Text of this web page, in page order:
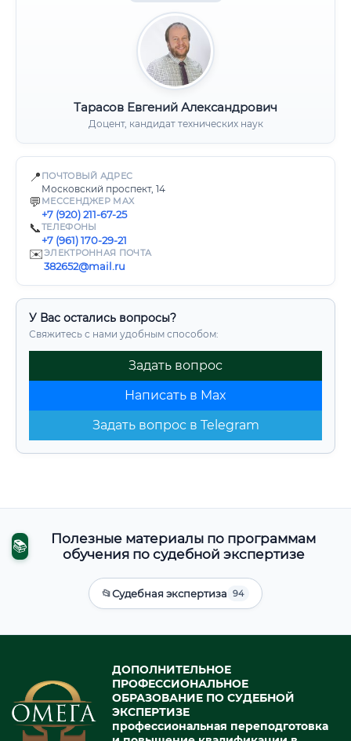
Тарасов Евгений Александрович
Доцент, кандидат технических наук
📍 ПОЧТОВЫЙ АДРЕС
Московский проспект, 14
💬 МЕССЕНДЖЕР MAX
+7 (920) 211-67-25
📞ТЕЛЕФОНЫ
+7 (961) 170-29-21
✉️ЭЛЕКТРОННАЯ ПОЧТА
382652@mail.ru
У Вас остались вопросы?
Свяжитесь с нами удобным способом:
Задать вопрос
Написать в Max
Задать вопрос в Telegram
📚
Полезные материалы по программам
обучения по судебной экспертизе
📂Судебная экспертиза 94
ДОПОЛНИТЕЛЬНОЕ
ПРОФЕССИОНАЛЬНОЕ
ОБРАЗОВАНИЕ ПО СУДЕБНОЙ
ЭКСПЕРТИЗЕ
профессиональная переподготовка